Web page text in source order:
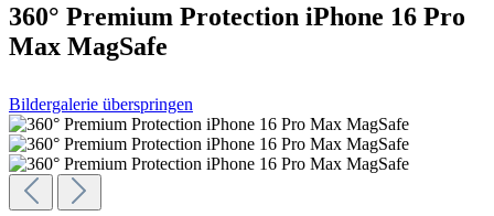
360° Premium Protection iPhone 16 Pro
Max MagSafe
Bildergalerie überspringen